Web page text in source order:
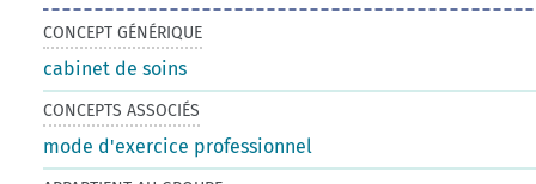
CONCEPT GÉNÉRIQUE
cabinet de soins
CONCEPTS ASSOCIÉS
mode d'exercice professionnel